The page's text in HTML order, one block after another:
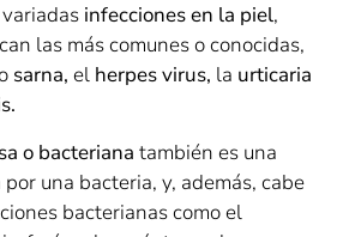
infecciones en la piel,
las más comunes o conocidas,
sarna, el herpes virus, la urticaria
o bacteriana también es una
una bacteria, y, además, cabe
bacterianas como el